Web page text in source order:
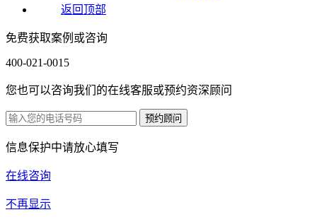
返回顶部
免费获取案例或咨询
400-021-0015
您也可以咨询我们的在线客服或预约资深顾问
信息保护中请放心填写
在线咨询
不再显示